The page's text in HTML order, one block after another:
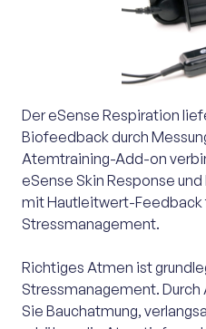
Der eSense Respiration
Biofeedback durch
Atemtraining-Add-on
eSense Skin Response
mit Hautleitwert-Feedback
Stressmanagement.
Richtiges Atmen ist
Stressmanagement.
Sie Bauchatmung,